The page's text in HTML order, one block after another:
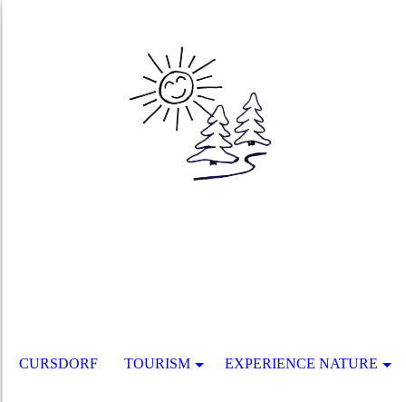
CURSDORF TOURISM EXPERIENCE NATURE